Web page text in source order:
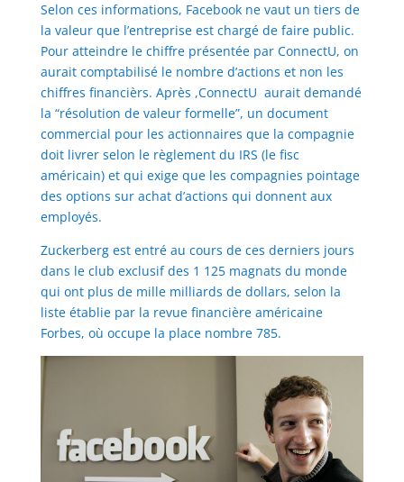
Selon ces informations, Facebook ne vaut un tiers de
la valeur que l’entreprise est chargé de faire public.
Pour atteindre le chiffre présentée par ConnectU, on
aurait comptabilisé le nombre d’actions et non les
chiffres financièrs. Après ,ConnectU aurait demandé
la “résolution de valeur formelle”, un document
commercial pour les actionnaires que la compagnie
doit livrer selon le règlement du IRS (le fisc
américain) et qui exige que les compagnies pointage
des options sur achat d’actions qui donnent aux
employés.
Zuckerberg est entré au cours de ces derniers jours
dans le club exclusif des 1 125 magnats du monde
qui ont plus de mille milliards de dollars, selon la
liste établie par la revue financière américaine
Forbes, où occupe la place nombre 785.